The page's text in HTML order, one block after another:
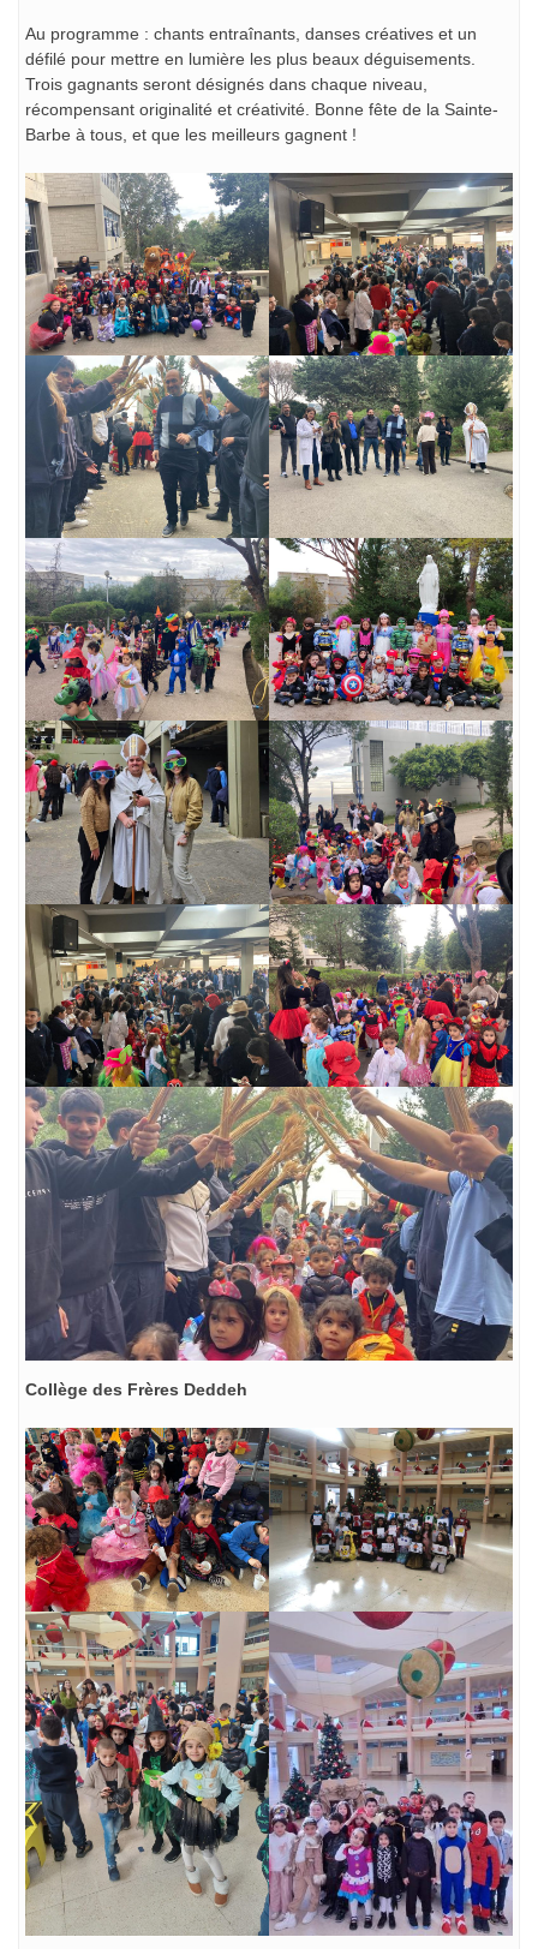
Au programme : chants entraînants, danses créatives et un
défilé pour mettre en lumière les plus beaux déguisements.
Trois gagnants seront désignés dans chaque niveau,
récompensant originalité et créativité. Bonne fête de la Sainte-
Barbe à tous, et que les meilleurs gagnent !
Collège des Frères Deddeh